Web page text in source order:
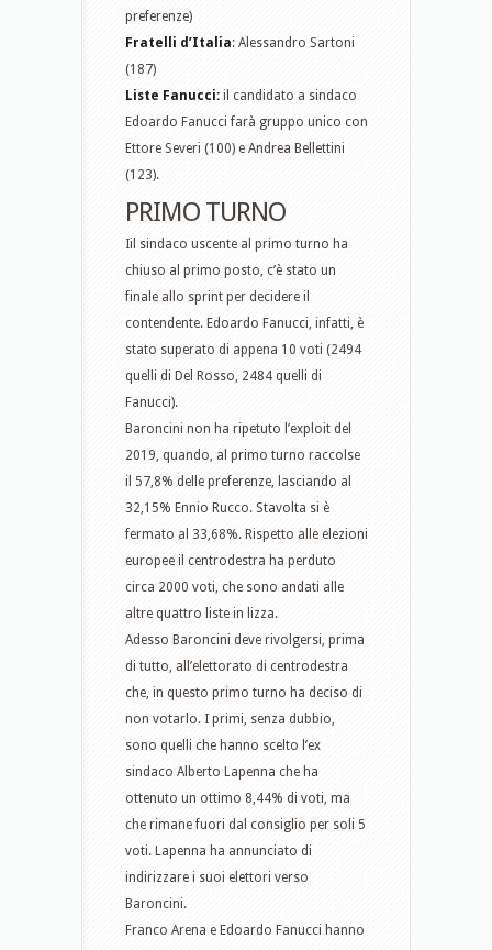
preferenze)
Fratelli d’Italia: Alessandro Sartoni
(187)
Liste Fanucci: il candidato a sindaco
Edoardo Fanucci farà gruppo unico con
Ettore Severi (100) e Andrea Bellettini
(123).
PRIMO TURNO
Iil sindaco uscente al primo turno ha
chiuso al primo posto, c’è stato un
finale allo sprint per decidere il
contendente. Edoardo Fanucci, infatti, è
stato superato di appena 10 voti (2494
quelli di Del Rosso, 2484 quelli di
Fanucci).
Baroncini non ha ripetuto l’exploit del
2019, quando, al primo turno raccolse
il 57,8% delle preferenze, lasciando al
32,15% Ennio Rucco. Stavolta si è
fermato al 33,68%. Rispetto alle elezioni
europee il centrodestra ha perduto
circa 2000 voti, che sono andati alle
altre quattro liste in lizza.
Adesso Baroncini deve rivolgersi, prima
di tutto, all’elettorato di centrodestra
che, in questo primo turno ha deciso di
non votarlo. I primi, senza dubbio,
sono quelli che hanno scelto l’ex
sindaco Alberto Lapenna che ha
ottenuto un ottimo 8,44% di voti, ma
che rimane fuori dal consiglio per soli 5
voti. Lapenna ha annunciato di
indirizzare i suoi elettori verso
Baroncini.
Franco Arena e Edoardo Fanucci hanno